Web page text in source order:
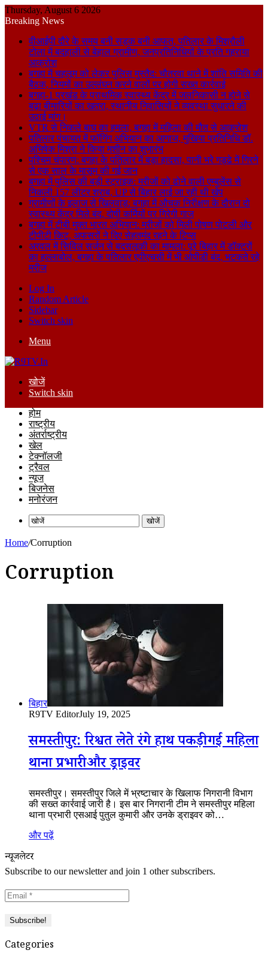
Thursday, August 6 2026
Breaking News
वीआईपी दौरे के समय बनी सड़क बनी आफत, पतिलार के मिश्रौली
टोला में बदहाली से बेहाल ग्रामीण, जनप्रतिनिधियों के प्रति गहराया
आक्रोश
बगहा में चहलूम को लेकर पुलिस मुस्तैद: चौतरवा थाने में शांति समिति की
बैठक, नियमों का उल्लंघन करने वालों पर होगी सख्त कार्रवाई
बगहा-1 प्रखंड के प्राथमिक स्वास्थ्य केंद्र में जलनिकासी न होने से
बढ़ा बीमारियों का खतरा, स्थानीय निवासियों ने व्यवस्था सुधारने की
उठाई मांग।
VTR से निकले बाघ का हमला, बगहा में महिला की मौत से आक्रोश
पतिलार पंचायत में फॉगिंग अभियान का आगाज, मुखिया प्रतिनिधि डॉ.
अभिषेक मिश्रा ने किया मशीन का शुभारंभ
पश्चिम चंपारण: बगहा के पतिलार में बड़ा हादसा, पानी भरे गड्ढे में गिरने
से एक साल के मासूम की गई जान
बगहा में पुलिस की बड़ी स्ट्राइक: मरीजों को ढोने वाली एम्बुलेंस से
निकली 157 लीटर शराब, UP से बिहार लाई जा रही थी खेप
ग्रामीणों के इलाज से खिलवाड़: बगहा में औचक निरीक्षण के दौरान दो
स्वास्थ्य केंद्र मिले बंद, दोषी कर्मियों पर गिरेगी गाज
बगहा में टीबी मुक्त भारत अभियान: मरीजों को मिली पोषण पोटली और
टीपीटी किट, अफसरों ने दिए सेहतमंद रहने के टिप्स
अरवल में सिविल सर्जन से बदसलूकी का मामला: पूरे बिहार में डॉक्टरों
का हल्लाबोल, बगहा के पतिलार एपीएचसी में भी ओपीडी बंद, भटकते रहे
मरीज
Log In
Random Article
Sidebar
Switch skin
Menu
खोजें
Switch skin
होम
राष्ट्रीय
अंतर्राष्ट्रीय
खेल
टेक्नॉलजी
ट्रैवल
न्यूज
बिजनेस
मनोरंजन
खोजें
Home/Corruption
Corruption
बिहार
R9TV EditorJuly 19, 2025
समस्तीपुर: रिश्वत लेते रंगे हाथ पकड़ी गई महिला
थाना प्रभारी और ड्राइवर
समस्तीपुर। समस्तीपुर जिले में भ्रष्टाचार के खिलाफ निगरानी विभाग
की सख्त कार्रवाई जारी है। इस बार निगरानी टीम ने समस्तीपुर महिला
थाना प्रभारी एसआई पुतुल कुमारी और उनके ड्राइवर को…
और पढ़ें
न्यूजलेटर
Subscribe to our newsletter and join 1 other subscribers.
Categories